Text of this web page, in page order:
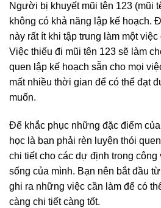
Người bị khuyết mũi tên 123 (mũi
không có khả năng lập kế hoạch.
này rất ít khi tập trung làm một
Việc thiếu đi mũi tên 123 sẽ làm
quen lập kế hoạch sẵn cho mọi
mất nhiều thời gian để có thể đạt
muốn.
Để khắc phục những đặc điểm
học là bạn phải rèn luyện thói
chi tiết cho các dự định trong
sống của mình. Bạn nên bắt đầu
ghi ra những việc cần làm để có
càng chi tiết càng tốt.